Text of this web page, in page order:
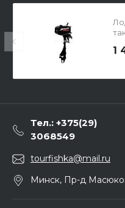
1
Тел.: +375(29)
3068549
tourfishka@mail.ru
Минск, Пр-д